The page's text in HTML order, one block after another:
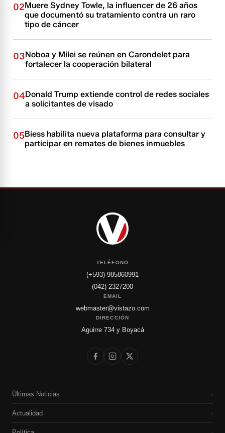
02Muere Sydney Towle, la influencer de 26 años
que documentó su tratamiento contra un raro
tipo de cáncer
03Noboa y Milei se reúnen en Carondelet para
fortalecer la cooperación bilateral
04Donald Trump extiende control de redes sociales
a solicitantes de visado
05Biess habilita nueva plataforma para consultar y
participar en remates de bienes inmuebles
TELÉFONO
(+593) 985860991
(042) 2327200
EMAIL
webmaster@vistazo.com
DIRECCIÓN
Aguirre 734 y Boyacá
Últimas Noticias ›
Actualidad ›